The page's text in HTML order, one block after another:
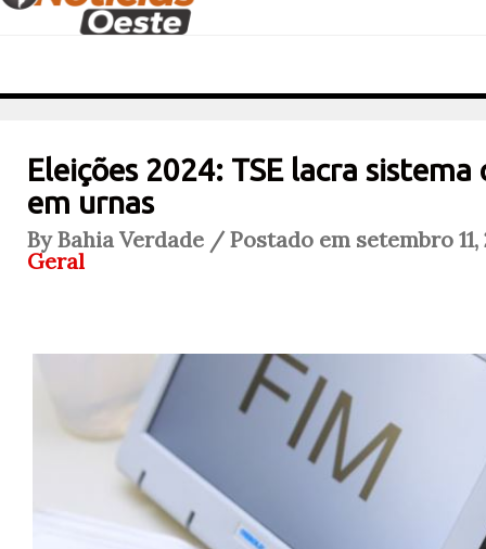
Eleições 2024: TSE lacra sistema
em urnas
By Bahia Verdade / Postado em setembro
Geral